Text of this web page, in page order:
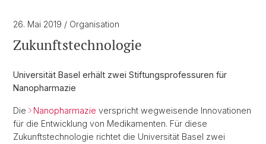
26. Mai 2019 / Organisation
Zukunftstechnologie
Universität Basel erhält zwei Stiftungsprofessuren für
Nanopharmazie
Die Nanopharmazie verspricht wegweisende Innovationen
für die Entwicklung von Medikamenten. Für diese
Zukunftstechnologie richtet die Universität Basel zwei